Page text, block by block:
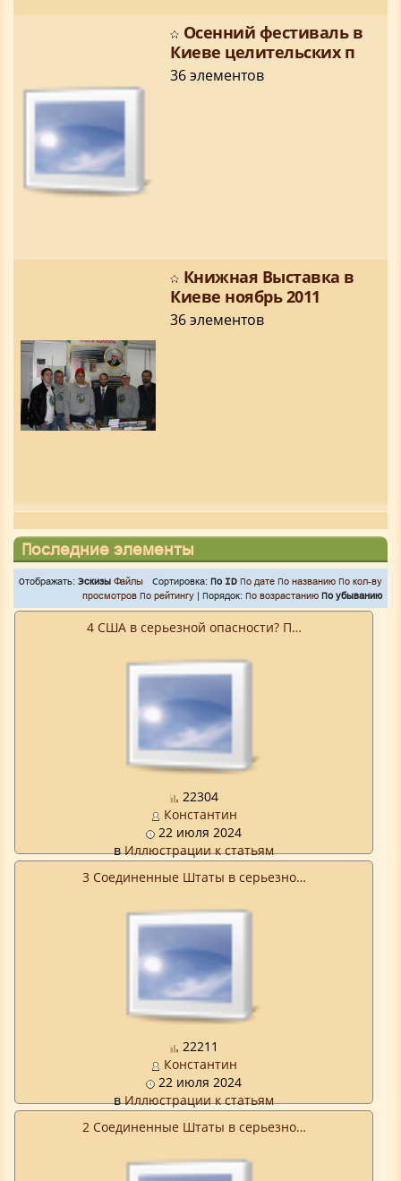
Осенний фестиваль в
Киеве целительских п
36 элементов
Книжная Выставка в
Киеве ноябрь 2011
36 элементов
Последние элементы
Отображать: Эскизы Файлы Сортировка: По ID По дате По названию По кол-ву
просмотров По рейтингу | Порядок: По возрастанию По убыванию
4 США в серьезной опасности? П…
22304
Константин
22 июля 2024
вИллюстрации к статьям
3 Соединенные Штаты в серьезно…
22211
Константин
22 июля 2024
вИллюстрации к статьям
2 Соединенные Штаты в серьезно…